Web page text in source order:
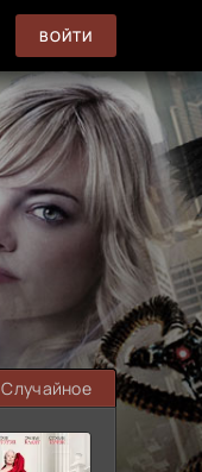
ВОЙТИ
Случайное
6.314